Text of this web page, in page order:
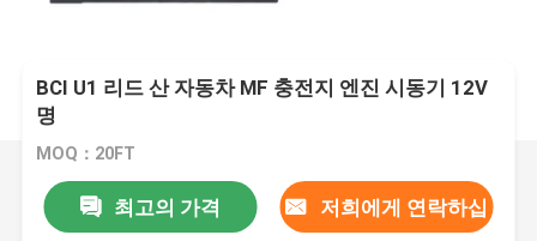
BCI U1 리드 산 자동차 MF 충전지 엔진 시동기 12V
명
MOQ：20FT
최고의 가격 저희에게 연락하십